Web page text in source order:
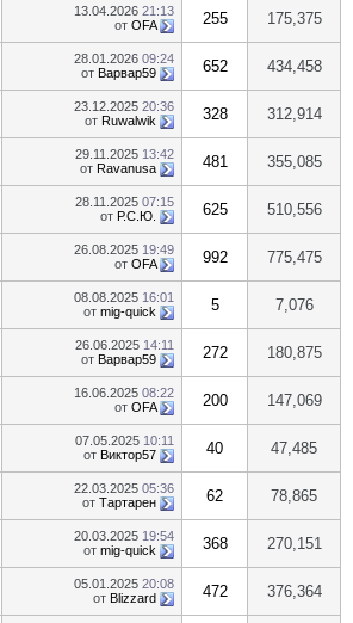
13.04.2026 21:13
от OFA 255 175,375
28.01.2026 09:24
от Варвар59 652 434,458
23.12.2025 20:36
от Ruwalwik 328 312,914
29.11.2025 13:42
от Ravanusa 481 355,085
28.11.2025 07:15
от Р.С.Ю. 625 510,556
26.08.2025 19:49
от OFA 992 775,475
08.08.2025 16:01
от mig-quick 5 7,076
26.06.2025 14:11
от Варвар59 272 180,875
16.06.2025 08:22
от OFA 200 147,069
07.05.2025 10:11
от Виктор57 40 47,485
22.03.2025 05:36
от Тартарен 62 78,865
20.03.2025 19:54
от mig-quick 368 270,151
05.01.2025 20:08
от Blizzard 472 376,364